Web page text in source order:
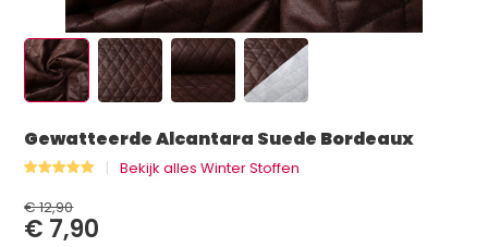
Gewatteerde Alcantara Suede Bordeaux
Bekijk alles Winter Stoffen
€ 12,90
€ 7,90